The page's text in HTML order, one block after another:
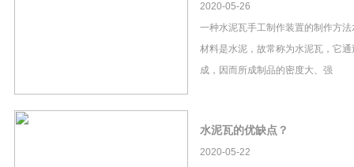
2020-05-26
一种水泥瓦手工制作装置的制作方
材料是水泥，故常称为水泥瓦，它
成，因而所成制品的密度大、强
水泥瓦的优缺点？
2020-05-22